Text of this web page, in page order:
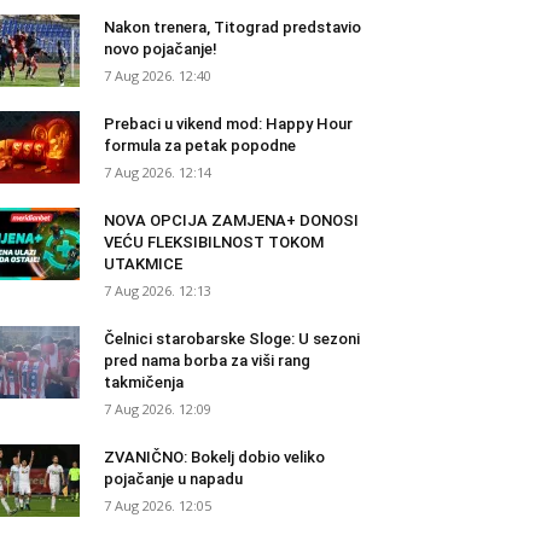
Nakon trenera, Titograd predstavio
novo pojačanje!
7 Aug 2026. 12:40
Prebaci u vikend mod: Happy Hour
formula za petak popodne
7 Aug 2026. 12:14
NOVA OPCIJA ZAMJENA+ DONOSI
VEĆU FLEKSIBILNOST TOKOM
UTAKMICE
7 Aug 2026. 12:13
Čelnici starobarske Sloge: U sezoni
pred nama borba za viši rang
takmičenja
7 Aug 2026. 12:09
ZVANIČNO: Bokelj dobio veliko
pojačanje u napadu
7 Aug 2026. 12:05